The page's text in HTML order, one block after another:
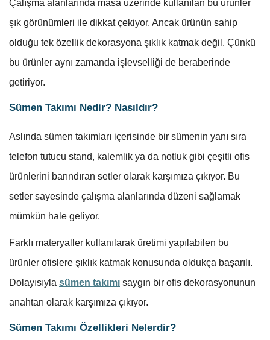
Çalışma alanlarında masa üzerinde kullanılan bu ürünler
şık görünümleri ile dikkat çekiyor. Ancak ürünün sahip
olduğu tek özellik dekorasyona şıklık katmak değil. Çünkü
bu ürünler aynı zamanda işlevselliği de beraberinde
getiriyor.
Sümen Takımı Nedir? Nasıldır?
Aslında sümen takımları içerisinde bir sümenin yanı sıra
telefon tutucu stand, kalemlik ya da notluk gibi çeşitli ofis
ürünlerini barındıran setler olarak karşımıza çıkıyor. Bu
setler sayesinde çalışma alanlarında düzeni sağlamak
mümkün hale geliyor.
Farklı materyaller kullanılarak üretimi yapılabilen bu
ürünler ofislere şıklık katmak konusunda oldukça başarılı.
Dolayısıyla sümen takımı saygın bir ofis dekorasyonunun
anahtarı olarak karşımıza çıkıyor.
Sümen Takımı Özellikleri Nelerdir?